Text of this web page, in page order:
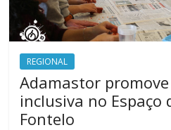
REGIONAL
Adamastor
inclusiva no Espaço
Fontelo